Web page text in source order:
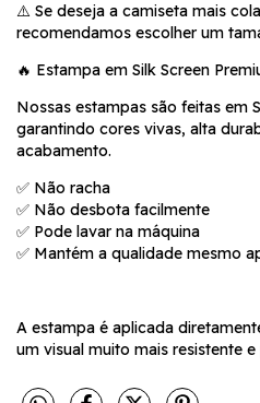
⚠️ Se deseja a camiseta mais
recomendamos escolher um
🔥 Estampa em Silk Screen
Nossas estampas são feitas em
garantindo cores vivas, alta
acabamento.
✅ Não racha
✅ Não desbota facilmente
✅ Pode lavar na máquina
✅ Mantém a qualidade mesmo
A estampa é aplicada
um visual muito mais resistente